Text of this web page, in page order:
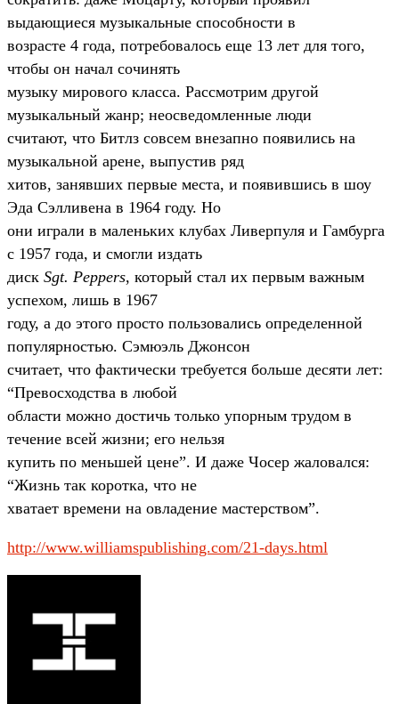
выдающиеся музыкальные способности в
возрасте 4 года, потребовалось еще 13 лет для того,
чтобы он начал сочинять
музыку мирового класса. Рассмотрим другой
музыкальный жанр; неосведомленные люди
считают, что Битлз совсем внезапно появились на
музыкальной арене, выпустив ряд
хитов, занявших первые места, и появившись в шоу
Эда Сэлливена в 1964 году. Но
они играли в маленьких клубах Ливерпуля и Гамбурга
с 1957 года, и смогли издать
диск Sgt. Peppers, который стал их первым важным
успехом, лишь в 1967
году, а до этого просто пользовались определенной
популярностью. Сэмюэль Джонсон
считает, что фактически требуется больше десяти лет:
“Превосходства в любой
области можно достичь только упорным трудом в
течение всей жизни; его нельзя
купить по меньшей цене”. И даже Чосер жаловался:
“Жизнь так коротка, что не
хватает времени на овладение мастерством”.
http://www.williamspublishing.com/21-days.html